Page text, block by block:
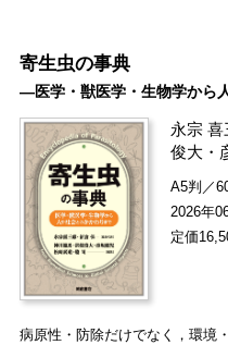
寄生虫の事典
―医学・獣医学・生物学から
永宗 喜
俊大 ・
A5判／
2026年
定価
病原性・防除だけでなく，環境